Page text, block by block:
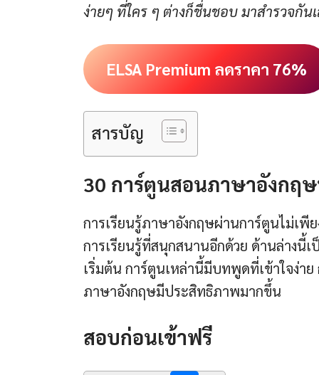
ง่ายๆ ที่ใคร ๆ ต่างก็ชื่นชอบ มาสำรวจกัน
ELSA Premium ลดราคา 76%
สารบัญ
30 การ์ตูนสอนภาษาอังกฤษ
การเรียนรู้ภาษาอังกฤษผ่านการ์ตูนไม่เ
การเรียนรู้ที่สนุกสนานอีกด้วย ด้านล่างนี้
เริ่มต้น การ์ตูนเหล่านี้มีบทพูดที่เข้าใจง่า
ภาษาอังกฤษมีประสิทธิภาพมากขึ้น
สอบก่อนเข้าฟรี